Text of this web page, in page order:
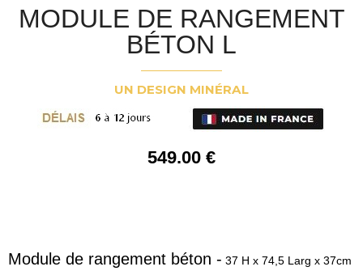
MODULE DE RANGEMENT
BÉTON L
UN DESIGN MINÉRAL
549.00 €
Module de rangement béton - 37 H x 74,5 Larg x 37cm